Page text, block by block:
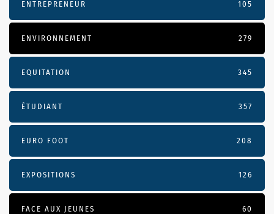
ENTREPRENEUR 105
ENVIRONNEMENT 279
EQUITATION 345
ÉTUDIANT 357
EURO FOOT 208
EXPOSITIONS 126
FACE AUX JEUNES 60